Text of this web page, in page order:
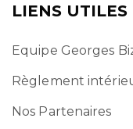
LIENS UTILES
Equipe Georges
Règlement
Nos Partenaires